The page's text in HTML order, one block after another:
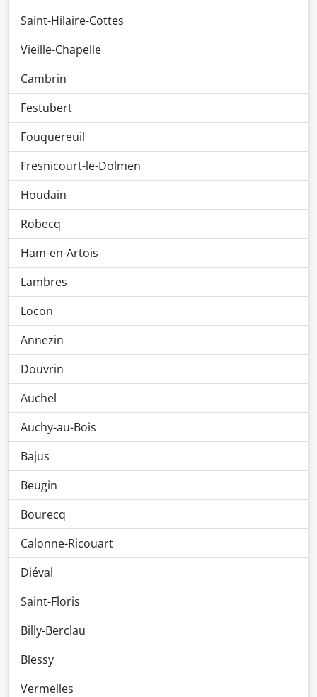
Saint-Hilaire-Cottes
Vieille-Chapelle
Cambrin
Festubert
Fouquereuil
Fresnicourt-le-Dolmen
Houdain
Robecq
Ham-en-Artois
Lambres
Locon
Annezin
Douvrin
Auchel
Auchy-au-Bois
Bajus
Beugin
Bourecq
Calonne-Ricouart
Diéval
Saint-Floris
Billy-Berclau
Blessy
Vermelles